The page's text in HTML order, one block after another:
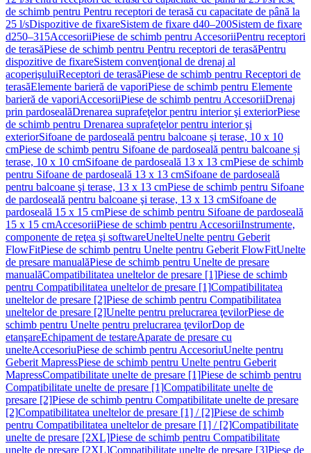
de schimb pentru Pentru receptori de terasă cu capacitate de până la
25 l/sDispozitive de fixareSistem de fixare d40–200Sistem de fixare
d250–315AccesoriiPiese de schimb pentru AccesoriiPentru receptori
de terasăPiese de schimb pentru Pentru receptori de terasăPentru
dispozitive de fixareSistem convenţional de drenaj al
acoperişuluiReceptori de terasăPiese de schimb pentru Receptori de
terasăElemente barieră de vaporiPiese de schimb pentru Elemente
barieră de vaporiAccesoriiPiese de schimb pentru AccesoriiDrenaj
prin pardosealăDrenarea suprafeţelor pentru interior şi exteriorPiese
de schimb pentru Drenarea suprafeţelor pentru interior şi
exteriorSifoane de pardoseală pentru balcoane și terase, 10 x 10
cmPiese de schimb pentru Sifoane de pardoseală pentru balcoane și
terase, 10 x 10 cmSifoane de pardoseală 13 x 13 cmPiese de schimb
pentru Sifoane de pardoseală 13 x 13 cmSifoane de pardoseală
pentru balcoane şi terase, 13 x 13 cmPiese de schimb pentru Sifoane
de pardoseală pentru balcoane şi terase, 13 x 13 cmSifoane de
pardoseală 15 x 15 cmPiese de schimb pentru Sifoane de pardoseală
15 x 15 cmAccesoriiPiese de schimb pentru AccesoriiInstrumente,
componente de reţea şi softwareUnelteUnelte pentru Geberit
FlowFitPiese de schimb pentru Unelte pentru Geberit FlowFitUnelte
de presare manualăPiese de schimb pentru Unelte de presare
manualăCompatibilitatea uneltelor de presare [1]Piese de schimb
pentru Compatibilitatea uneltelor de presare [1]Compatibilitatea
uneltelor de presare [2]Piese de schimb pentru Compatibilitatea
uneltelor de presare [2]Unelte pentru prelucrarea ţevilorPiese de
schimb pentru Unelte pentru prelucrarea ţevilorDop de
etanşareEchipament de testareAparate de presare cu
unelteAccesoriuPiese de schimb pentru AccesoriuUnelte pentru
Geberit MapressPiese de schimb pentru Unelte pentru Geberit
MapressCompatibilitate unelte de presare [1]Piese de schimb pentru
Compatibilitate unelte de presare [1]Compatibilitate unelte de
presare [2]Piese de schimb pentru Compatibilitate unelte de presare
[2]Compatibilitatea uneltelor de presare [1] / [2]Piese de schimb
pentru Compatibilitatea uneltelor de presare [1] / [2]Compatibilitate
unelte de presare [2XL]Piese de schimb pentru Compatibilitate
unelte de presare [2XL]Compatibilitate unelte de presare [3]Piese de